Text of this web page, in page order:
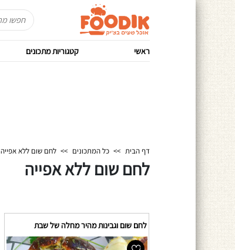
ראשי קטגוריות מתכונים
דף הבית >> כל המתכונים >> לחם שום ללא אפייה
לחם שום ללא אפייה
לחם שום וגבינות מהיר מחלה של שבת